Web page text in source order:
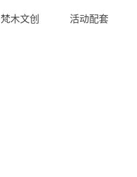
梵木文创 活动配套